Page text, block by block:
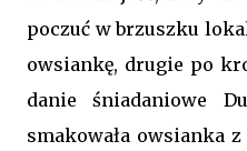
poczuć w brzuszku
owsiankę, drugie po
danie śniadaniowe
smakowała owsianka